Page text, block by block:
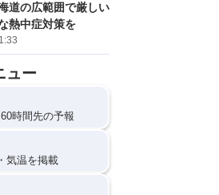
道の広範囲で厳しい
熱中症対策を
ュー
時間先の予報
気温を掲載